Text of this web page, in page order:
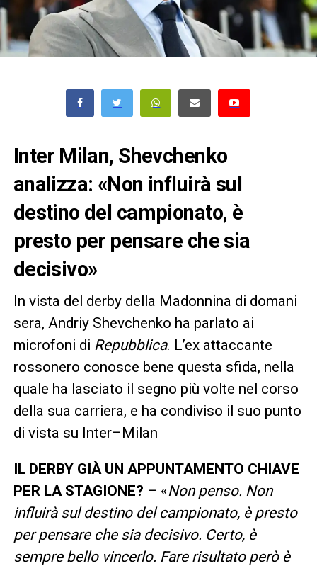
Inter Milan, Shevchenko
analizza: «Non influirà sul
destino del campionato, è
presto per pensare che sia
decisivo»
In vista del derby della Madonnina di domani
sera, Andriy Shevchenko ha parlato ai
microfoni di Repubblica. L’ex attaccante
rossonero conosce bene questa sfida, nella
quale ha lasciato il segno più volte nel corso
della sua carriera, e ha condiviso il suo punto
di vista su Inter–Milan
IL DERBY GIÀ UN APPUNTAMENTO CHIAVE
PER LA STAGIONE? – «Non penso. Non
influirà sul destino del campionato, è presto
per pensare che sia decisivo. Certo, è
sempre bello vincerlo. Fare risultato però è